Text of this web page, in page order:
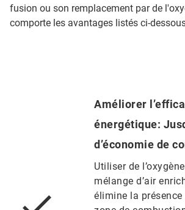
fusion ou son remplacement par de
comporte les avantages listés ci-
Améliorer
énergétique:
d’économie de
Utiliser de
mélange d’air
élimine la présence